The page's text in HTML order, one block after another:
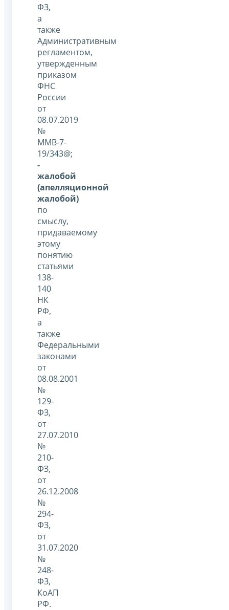
ФЗ,
а
также
Административным
регламентом,
утвержденным
приказом
ФНС
России
от
08.07.2019
№
ММВ-7-
19/343@;
-
жалобой
(апелляционной
жалобой)
по
смыслу,
придаваемому
этому
понятию
статьями
138-
140
НК
РФ,
а
также
Федеральными
законами
от
08.08.2001
№
129-
ФЗ,
от
27.07.2010
№
210-
ФЗ,
от
26.12.2008
№
294-
ФЗ,
от
31.07.2020
№
248-
ФЗ,
КоАП
РФ.